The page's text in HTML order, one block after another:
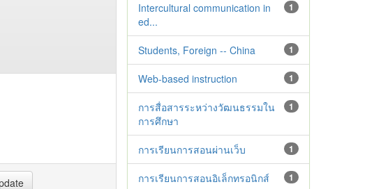
1
Intercultural communication in
ed...
1
Students, Foreign -- China
1
Web-based instruction
1
การสื่อสารระหว่างวัฒนธรรมใน
การศึกษา
1
การเรียนการสอนผ่านเว็บ
1
การเรียนการสอนอิเล็กทรอนิกส์